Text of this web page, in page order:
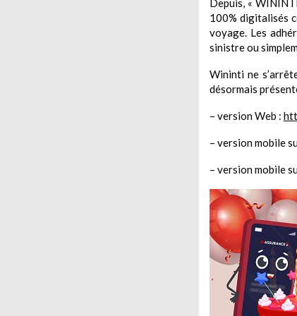
Depuis, «
100% digitalisés
voyage. Les
sinistre ou
Wininti ne
désormais
– version Web :
– version mobile
– version mobile